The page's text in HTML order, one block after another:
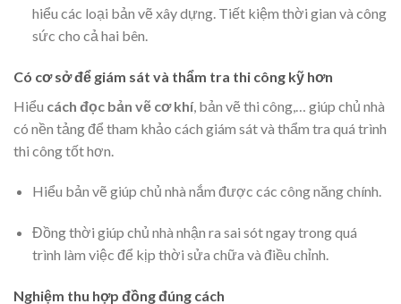
hiểu các loại bản vẽ xây dựng. Tiết kiệm thời gian và công
sức cho cả hai bên.
Có cơ sở để giám sát và thẩm tra thi công kỹ hơn
Hiểu cách đọc bản vẽ cơ khí, bản vẽ thi công,… giúp chủ nhà
có nền tảng để tham khảo cách giám sát và thẩm tra quá trình
thi công tốt hơn.
Hiểu bản vẽ giúp chủ nhà nắm được các công năng chính.
Đồng thời giúp chủ nhà nhận ra sai sót ngay trong quá
trình làm việc để kịp thời sửa chữa và điều chỉnh.
Nghiệm thu hợp đồng đúng cách